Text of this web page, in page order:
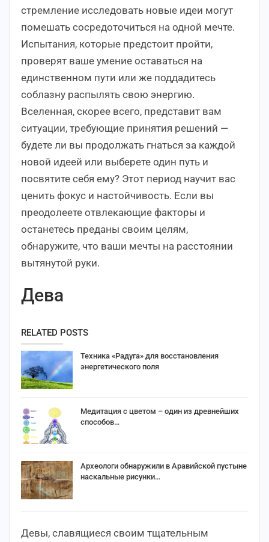
стремление исследовать новые идеи могут
помешать сосредоточиться на одной мечте.
Испытания, которые предстоит пройти,
проверят ваше умение оставаться на
единственном пути или же поддадитесь
соблазну распылять свою энергию.
Вселенная, скорее всего, представит вам
ситуации, требующие принятия решений —
будете ли вы продолжать гнаться за каждой
новой идеей или выберете один путь и
посвятите себя ему? Этот период научит вас
ценить фокус и настойчивость. Если вы
преодолеете отвлекающие факторы и
останетесь преданы своим целям,
обнаружите, что ваши мечты на расстоянии
вытянутой руки.
Дева
RELATED POSTS
Техника «Радуга» для восстановления
энергетического поля
Медитация с цветом – один из древнейших
способов…
Археологи обнаружили в Аравийской пустыне
наскальные рисунки…
Девы, славящиеся своим тщательным